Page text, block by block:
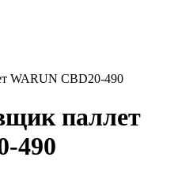
WARUN CBD20-490
паллет
490